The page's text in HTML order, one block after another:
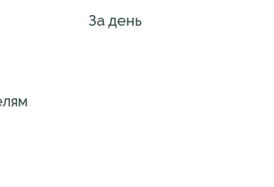
За день